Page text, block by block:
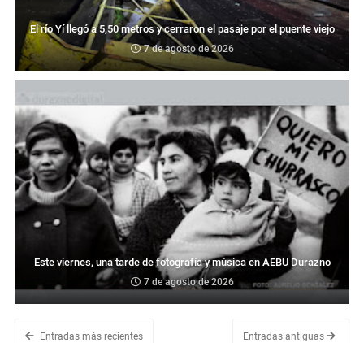
El río Yí llegó a 5,50 metros y cerraron el pasaje por el puente viejo
7 de agosto de 2026
Este viernes, una tarde de fotografía y música en AEBU Durazno
7 de agosto de 2026
Entradas más recientes Entradas antiguas